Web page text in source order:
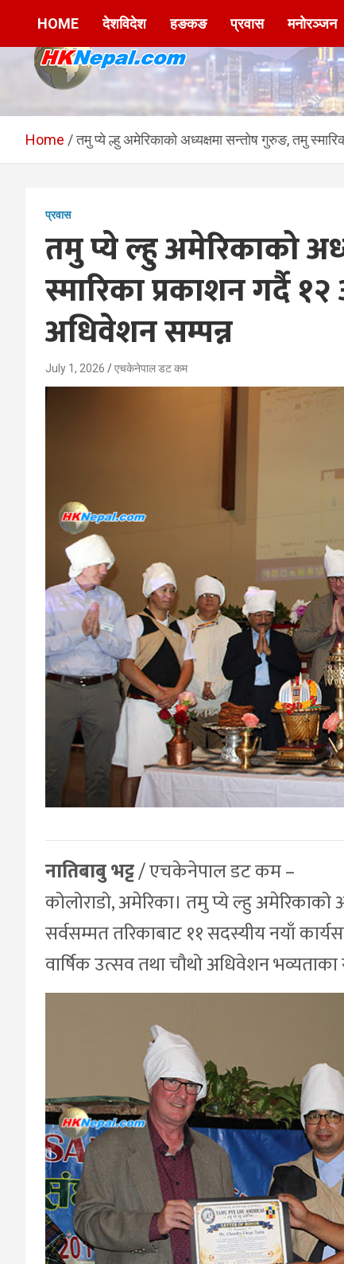
HKNepal.com –
हङकङबाट सञ्चालित
hknepal, hknepal.com, hk nepal, hk nepal com
HOME देशविदेश हङकङ प्रवास मनोरञ्जन
Home तमु प्ये ल्हु अमेरिकाको अध्यक्षमा सन्तोष गुरुङ, तमु
प्रवास
तमु प्ये ल्हु अमेरिकाको
स्मारिका प्रकाशन गर्दै
अधिवेशन सम्पन्न
July 1, 2026 एचकेनेपाल डट कम
नातिबाबु भट्ट/ एचकेनेपाल डट कम –
कोलोराडो, अमेरिका। तमु प्ये ल्हु
सर्वसम्मत तरिकाबाट ११ सदस्यीय नयाँ
वार्षिक उत्सव तथा चौथो अधिवेशन भव्यताका